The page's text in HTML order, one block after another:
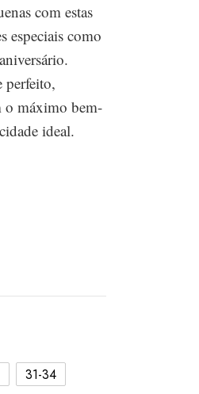
com estas
especiais como
perfeito,
o máximo bem-
ideal.
31-34